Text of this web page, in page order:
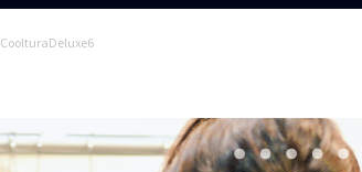
CoolturaDeluxe6